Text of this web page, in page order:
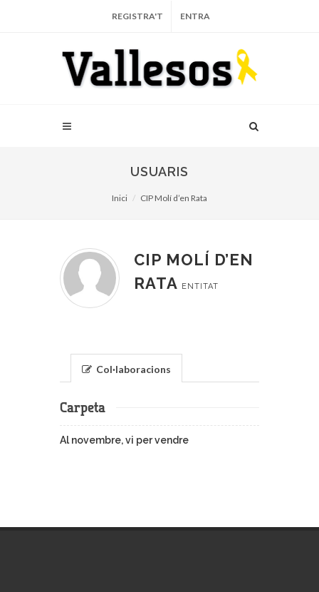
REGISTRA'T ENTRA
USUARIS
Inici CIP Molí d’en Rata
CIP MOLÍ D’EN
RATA ENTITAT
Col·laboracions
Carpeta
Al novembre, vi per vendre